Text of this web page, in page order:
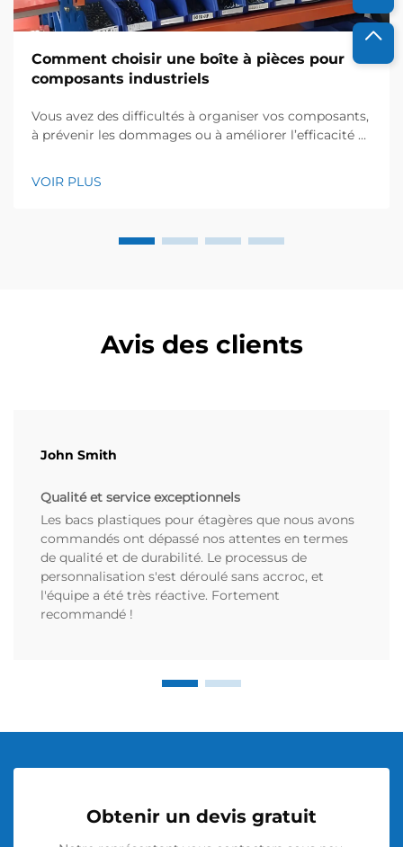
Comment choisir une boîte à pièces pour
composants industriels
Vous avez des difficultés à organiser vos composants,
à prévenir les dommages ou à améliorer l’efficacité ?
conception, compatibilité, personnalisation et fiabilité
VOIR PLUS
Avis des clients
John Smith
Qualité et service exceptionnels
Les bacs plastiques pour étagères que nous avons
commandés ont dépassé nos attentes en termes
de qualité et de durabilité. Le processus de
personnalisation s'est déroulé sans accroc, et
l'équipe a été très réactive. Fortement
recommandé !
Obtenir un devis gratuit